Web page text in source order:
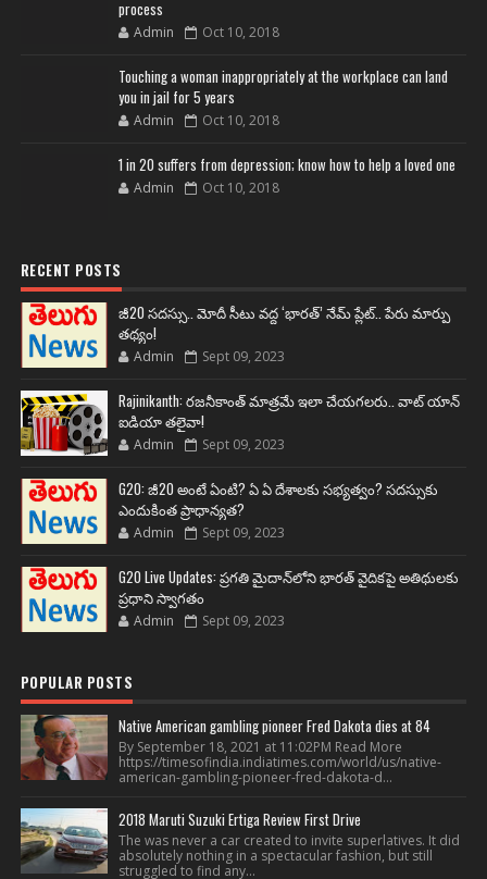
process
Admin Oct 10, 2018
Touching a woman inappropriately at the workplace can land
you in jail for 5 years
Admin Oct 10, 2018
1 in 20 suffers from depression; know how to help a loved one
Admin Oct 10, 2018
RECENT POSTS
జీ20 సదస్సు.. మోదీ సీటు వద్ద ‘భారత్’ నేమ్ ప్లేట్‌.. పేరు మార్పు
తథ్యం!
Admin Sept 09, 2023
Rajinikanth: రజనీకాంత్ మాత్రమే ఇలా చేయగలరు.. వాట్ యాన్
ఐడియా తలైవా!
Admin Sept 09, 2023
G20: జీ20 అంటే ఏంటి? ఏ ఏ దేశాలకు సభ్యత్వం? సదస్సుకు
ఎందుకింత ప్రాధాన్యత?
Admin Sept 09, 2023
G20 Live Updates: ప్రగతి మైదాన్‌లోని భారత్ వైదికపై అతిథులకు
ప్రధాని స్వాగతం
Admin Sept 09, 2023
POPULAR POSTS
Native American gambling pioneer Fred Dakota dies at 84
By September 18, 2021 at 11:02PM Read More
https://timesofindia.indiatimes.com/world/us/native-
american-gambling-pioneer-fred-dakota-d...
2018 Maruti Suzuki Ertiga Review First Drive
The was never a car created to invite superlatives. It did
absolutely nothing in a spectacular fashion, but still
struggled to find any...